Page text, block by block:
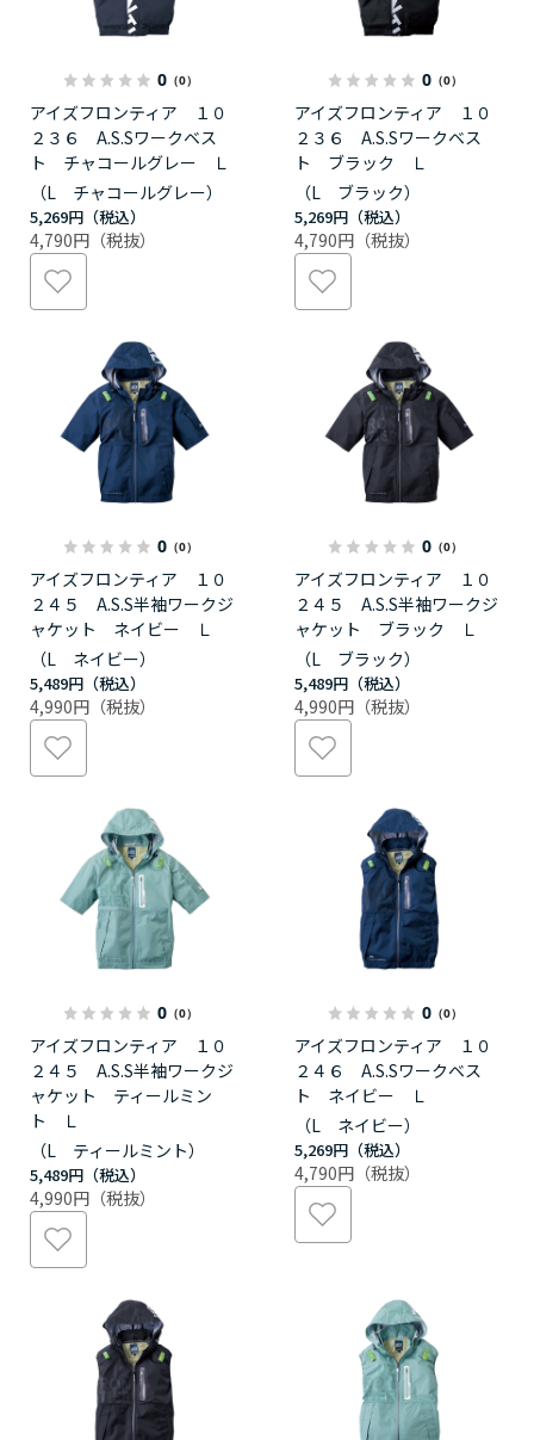
0 （0）
アイズフロンティア １０
２３６ A.S.Sワークベス
ト チャコールグレー Ｌ
（L チャコールグレー）
5,269円
4,790円
0（0）
アイズフロンティア １０
２３６ A.S.Sワークベス
ト ブラック Ｌ
（L ブラック）
5,269円
4,790円
0 （0）
アイズフロンティア １０
２４５ A.S.S半袖ワークジ
ャケット ネイビー Ｌ
（L ネイビー）
5,489円
4,990円
0（0）
アイズフロンティア １０
２４５ A.S.S半袖ワークジ
ャケット ブラック Ｌ
（L ブラック）
5,489円
4,990円
0 （0）
アイズフロンティア １０
２４５ A.S.S半袖ワークジ
ャケット ティールミン
ト Ｌ
（L ティールミント）
5,489円
4,990円
0（0）
アイズフロンティア １０
２４６ A.S.Sワークベス
ト ネイビー Ｌ
（L ネイビー）
5,269円
4,790円